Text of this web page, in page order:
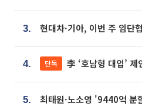
3.
4. 단독 李 ‘호남형 대입’ 제안에 교육청
5.